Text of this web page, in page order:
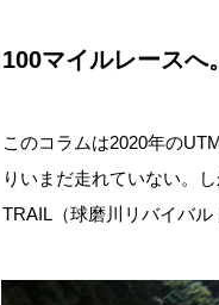
100マイルレースへ。
このコラムは2020年の
りいまだ走れていない。
TRAIL（球磨川リバイバル